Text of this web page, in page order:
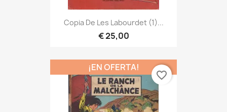
Copia De Les Labourdet (1)...
€ 25,00
¡EN OFERTA!
favorite_border